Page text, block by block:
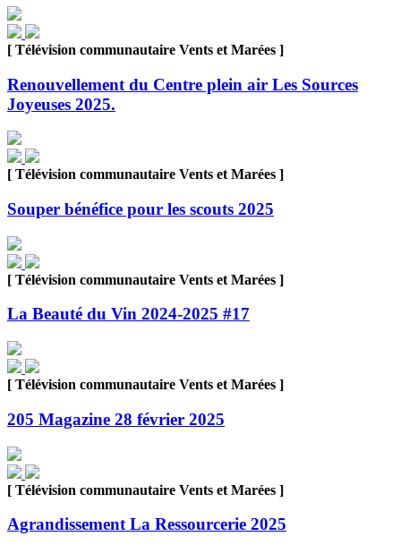
[ Télévision communautaire Vents et Marées ]
Renouvellement du Centre plein air Les Sources
Joyeuses 2025.
[ Télévision communautaire Vents et Marées ]
Souper bénéfice pour les scouts 2025
[ Télévision communautaire Vents et Marées ]
La Beauté du Vin 2024-2025 #17
[ Télévision communautaire Vents et Marées ]
205 Magazine 28 février 2025
[ Télévision communautaire Vents et Marées ]
Agrandissement La Ressourcerie 2025